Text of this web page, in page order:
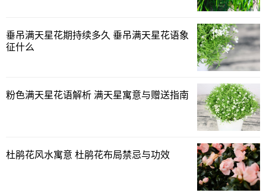
叶、花、籽均可入药，味辛性温，有大毒。花能去风湿，止
喘定痛，可治惊痫和寒哮，煎汤洗治诸风顽痹及寒湿脚气。
花瓣的镇痛作用尤佳，可治神经痛等。叶和籽可用于镇咳镇
如果不考虑曼陀罗的毒性的话，其实曼陀罗也是家居风格
搭配的好选择，因为曼陀罗一来有香味，二来曼陀罗艳丽妖
带着神秘、圣洁、浪漫的气质，所以，曼陀罗适合英式或是
法式的家居风格；此外也适合中国古典式的装修，尤其是适
垂吊满天星花期持续多久 垂吊满天星花语象
征什么
粉色满天星花语解析 满天星寓意与赠送指南
杜鹃花风水寓意 杜鹃花布局禁忌与功效